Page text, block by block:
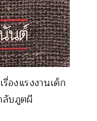
องแรงงานเด็ก
ลับภูตผี